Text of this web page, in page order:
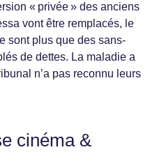
« privée » des anciens
vont être remplacés, le
sont plus que des sans-
de dettes. La maladie a
n’a pas reconnu leurs
cinéma &